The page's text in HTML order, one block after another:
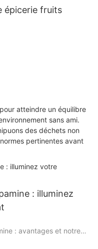
épicerie fruits
atteindre un équilibre
sans ami.
des déchets non
pertinentes avant
: illuminez
: avantages et notre